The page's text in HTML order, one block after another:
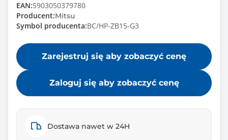
EAN:5903050379780
Producent:Mitsu
Symbol producenta:BC/HP-ZB15-G3
Zarejestruj się aby zobaczyć cenę
Zaloguj się aby zobaczyć cenę
Dostawa nawet w 24H